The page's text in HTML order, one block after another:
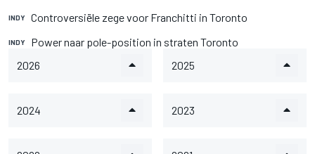
INDY Controversiële zege voor Franchitti in Toronto
INDY
Power naar pole-position in straten Toronto
2026
2025
2024 2023